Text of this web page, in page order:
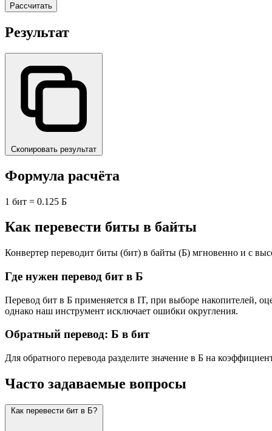
Рассчитать
Результат
Скопировать результат
Формула расчёта
1 бит = 0.125 Б
Как перевести биты в байты
Конвертер переводит биты (бит) в байты (Б) мгновенно и с
Где нужен перевод бит в Б
Перевод бит в Б применяется в IT, при выборе накопителей,
однако наш инструмент исключает ошибки округления.
Обратный перевод: Б в бит
Для обратного перевода разделите значение в Б на
Часто задаваемые вопросы
Как перевести бит в Б?